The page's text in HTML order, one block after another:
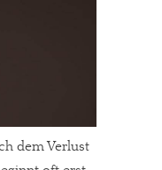
dem Verlust